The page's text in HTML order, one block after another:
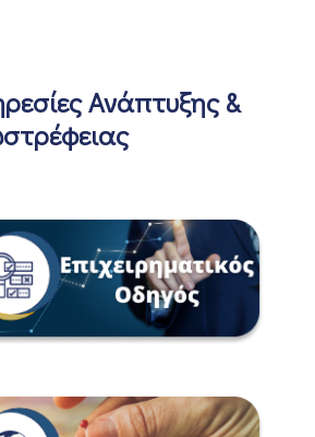
Ανάπτυξης &